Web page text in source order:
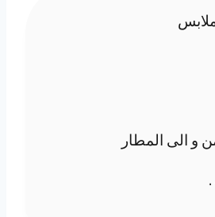
و الى المطار